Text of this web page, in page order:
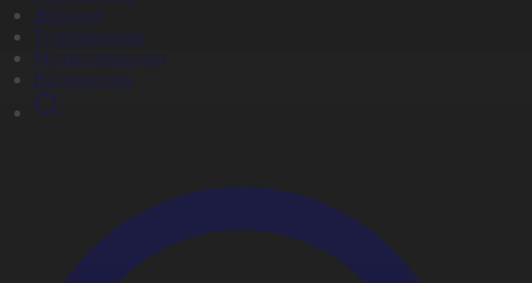
Жобалар
Телехикаялар
Мультсериалдар
Видеоархив